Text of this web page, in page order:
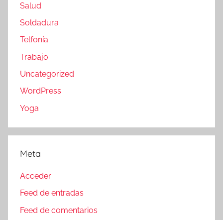
Salud
Soldadura
Telfonía
Trabajo
Uncategorized
WordPress
Yoga
Meta
Acceder
Feed de entradas
Feed de comentarios